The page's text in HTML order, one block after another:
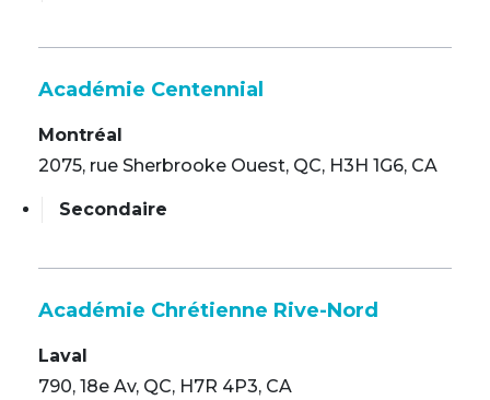
Académie Centennial
Montréal
2075, rue Sherbrooke Ouest, QC, H3H 1G6, CA
Secondaire
Académie Chrétienne Rive-Nord
Laval
790, 18e Av, QC, H7R 4P3, CA